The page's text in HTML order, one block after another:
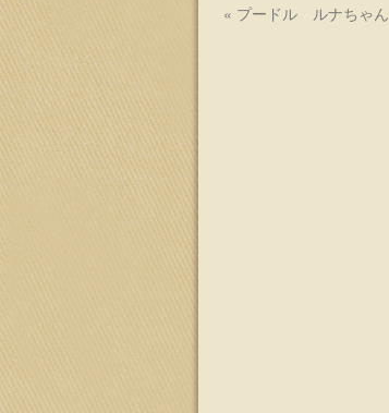
« プードル ルナちゃん